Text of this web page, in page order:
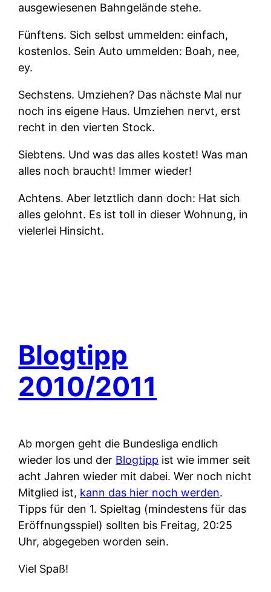
ausgewiesenen Bahngelände stehe.
Fünftens. Sich selbst ummelden: einfach,
kostenlos. Sein Auto ummelden: Boah, nee,
ey.
Sechstens. Umziehen? Das nächste Mal nur
noch ins eigene Haus. Umziehen nervt, erst
recht in den vierten Stock.
Siebtens. Und was das alles kostet! Was man
alles noch braucht! Immer wieder!
Achtens. Aber letztlich dann doch: Hat sich
alles gelohnt. Es ist toll in dieser Wohnung, in
vielerlei Hinsicht.
Blogtipp
2010/2011
Ab morgen geht die Bundesliga endlich
wieder los und der Blogtipp ist wie immer seit
acht Jahren wieder mit dabei. Wer noch nicht
Mitglied ist, kann das hier noch werden.
Tipps für den 1. Spieltag (mindestens für das
Eröffnungsspiel) sollten bis Freitag, 20:25
Uhr, abgegeben worden sein.
Viel Spaß!